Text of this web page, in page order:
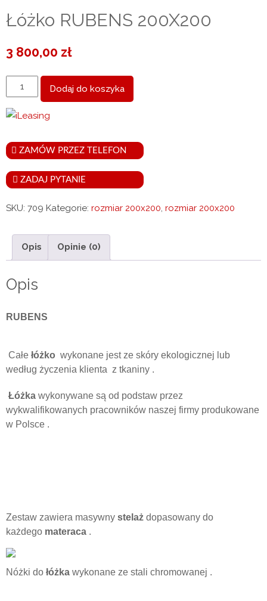
Łóżko RUBENS 200X200
3 800,00 zł
ilość
Łóżko
RUBENS
Dodaj do koszyka
ZAMÓW PRZEZ TELEFON
ZADAJ PYTANIE
SKU: 709 Kategorie: rozmiar 200x200, rozmiar 200x200
Opis Opinie (0)
Opis
RUBENS
Całe łóżko wykonane jest ze skóry ekologicznej lub
według życzenia klienta z tkaniny .
Łóżka wykonywane są od podstaw przez
wykwalifikowanych pracowników naszej firmy produkowane
w Polsce .
Zestaw zawiera masywny stelaż dopasowany do
każdego materaca .
Nóżki do łóżka wykonane ze stali chromowanej .